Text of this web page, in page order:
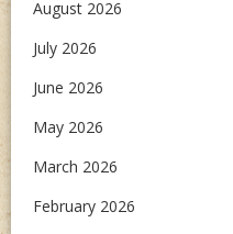
August 2026
July 2026
June 2026
May 2026
March 2026
February 2026